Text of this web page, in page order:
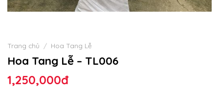
Trang chủ / Hoa Tang Lễ
Hoa Tang Lễ – TL006
1,250,000đ